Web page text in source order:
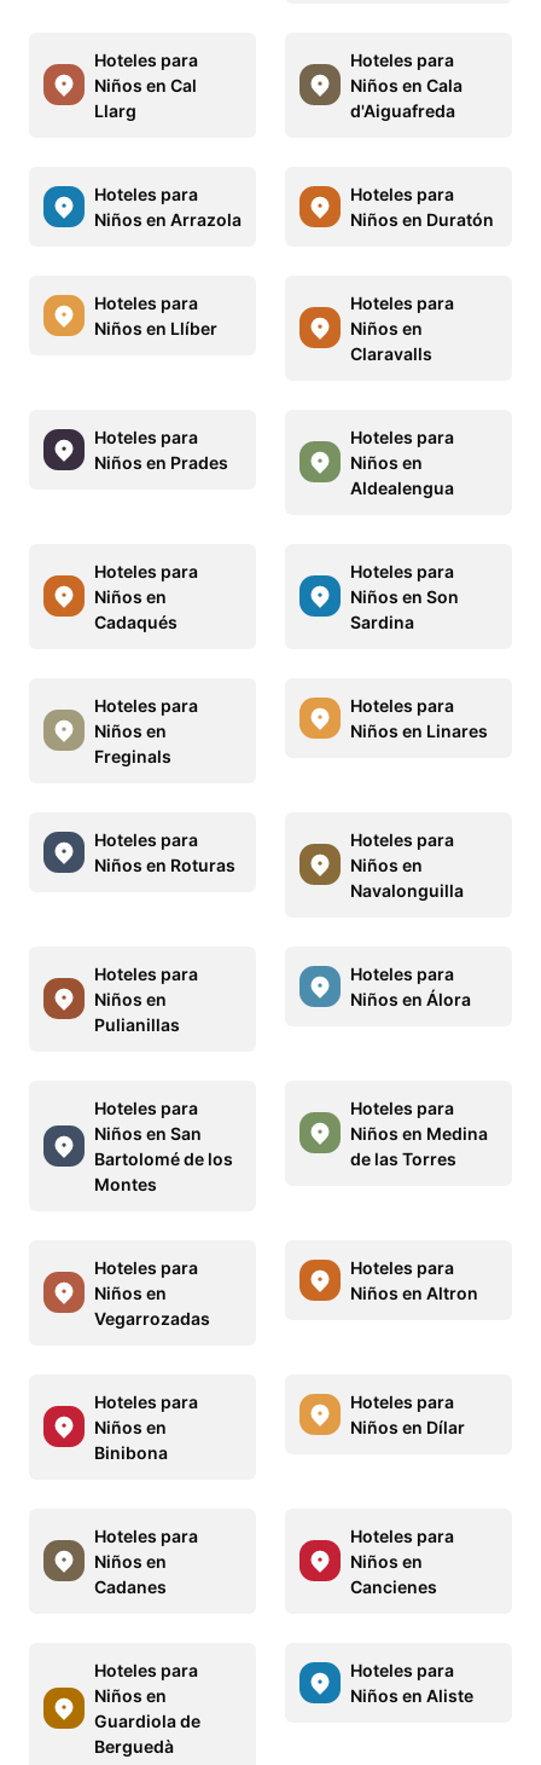
Hoteles para
Niños en Cal
Llarg
Hoteles para
Niños en Cala
d'Aiguafreda
Hoteles para
Niños en Arrazola
Hoteles para
Niños en Duratón
Hoteles para
Niños en Llíber
Hoteles para
Niños en
Claravalls
Hoteles para
Niños en Prades
Hoteles para
Niños en
Aldealengua
Hoteles para
Niños en
Cadaqués
Hoteles para
Niños en Son
Sardina
Hoteles para
Niños en
Freginals
Hoteles para
Niños en Linares
Hoteles para
Niños en Roturas
Hoteles para
Niños en
Navalonguilla
Hoteles para
Niños en
Pulianillas
Hoteles para
Niños en Álora
Hoteles para
Niños en San
Bartolomé de los
Montes
Hoteles para
Niños en Medina
de las Torres
Hoteles para
Niños en
Vegarrozadas
Hoteles para
Niños en Altron
Hoteles para
Niños en
Binibona
Hoteles para
Niños en Dílar
Hoteles para
Niños en
Cadanes
Hoteles para
Niños en
Cancienes
Hoteles para
Niños en
Guardiola de
Berguedà
Hoteles para
Niños en Aliste